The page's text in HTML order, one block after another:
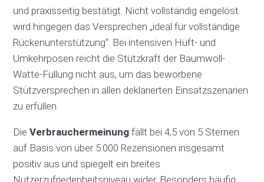
und praxisseitig bestätigt. Nicht vollständig eingelöst
wird hingegen das Versprechen „ideal für vollständige
Rückenunterstützung“: Bei intensiven Hüft- und
Umkehrposen reicht die Stützkraft der Baumwoll-
Watte-Füllung nicht aus, um das beworbene
Stützversprechen in allen deklarierten Einsatzszenarien
zu erfüllen.
DieVerbrauchermeinung fällt bei 4,5 von 5 Sternen
auf Basis von über 5.000 Rezensionen insgesamt
positiv aus und spiegelt ein breites
Nutzerzufriedenheitsniveau wider. Besonders häufig